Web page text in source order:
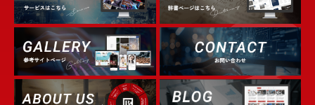
Service Dictionary
Gallery